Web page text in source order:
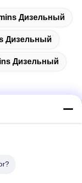
Дизельный
Дизельный
Дизельный
зона